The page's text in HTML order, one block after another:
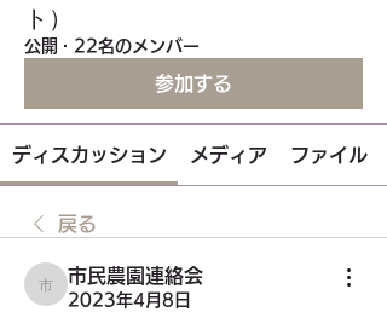
ト）
公開 · 22名のメンバー
参加する
ディスカッション メディア ファイル
戻る
市民農園連絡会
市民農園連絡会
2023年4月8日